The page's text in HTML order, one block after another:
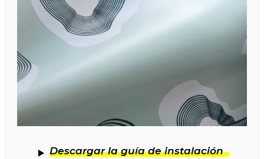
Descargar la guía de instalación